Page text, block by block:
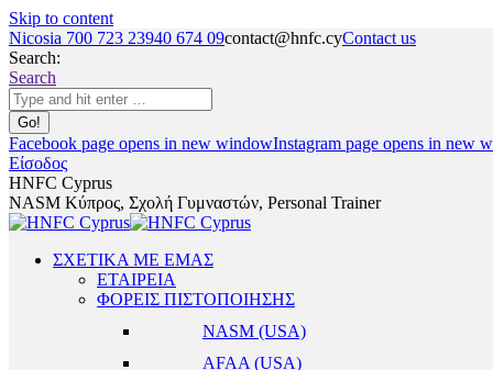
Skip to content
Nicosia 700 723 23940 674 09contact@hnfc.cyContact us
Search:
Search
Facebook page opens in new windowInstagram page opens in new
Είσοδος
HNFC Cyprus
NASM Κύπρος, Σχολή Γυμναστών, Personal Trainer
ΣΧΕΤΙΚΑ ΜΕ ΕΜΑΣ
ΕΤΑΙΡΕΙΑ
ΦΟΡΕΙΣ ΠΙΣΤΟΠΟΙΗΣΗΣ
NASM (USA)
AFAA (USA)